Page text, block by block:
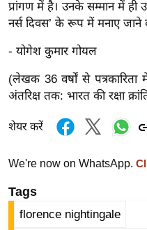
ला
फ
स्टा
इ
टे
लॉ
जी
ब्यू
प्रांगण में है। उनके सम्मान में ही
नर्स दिवस’ के रूप में मनाए
- योगेश कुमार गोयल
(लेखक 36 वर्षों से पत्रकारिता
अंतरिक्ष तक: भारत की रक्षा
शेयर करें
We're now on WhatsApp.
Tags
florence nightingale